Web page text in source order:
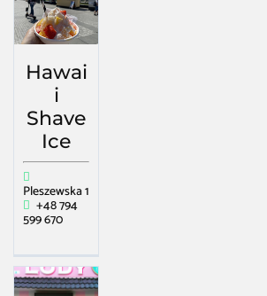
Hawai
i
Shave
Ice
Pleszewska 1
+48 794
599 670